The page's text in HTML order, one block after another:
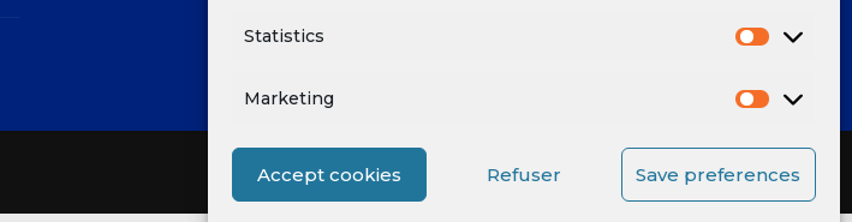
Statistics
Marketing
Accept cookies Refuser Save preferences
Mentions légales